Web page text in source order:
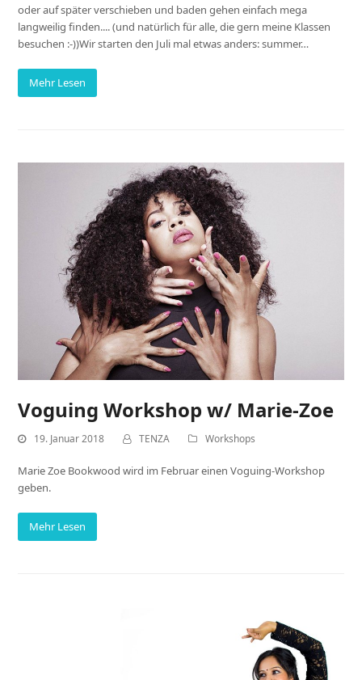
oder auf später verschieben und baden gehen einfach mega
langweilig finden.... (und natürlich für alle, die gern meine Klassen
besuchen :-))Wir starten den Juli mal etwas anders: summer…
Mehr Lesen
Voguing Workshop w/ Marie-Zoe
19. Januar 2018 TENZA Workshops
Marie Zoe Bookwood wird im Februar einen Voguing-Workshop
geben.
Mehr Lesen